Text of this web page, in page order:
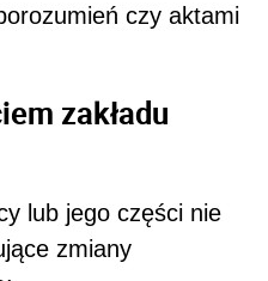
czy aktami
zakładu
lub jego części nie
zmiany